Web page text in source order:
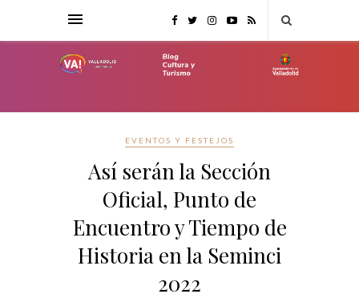
EVENTOS Y FESTEJOS
Así serán la Sección
Oficial, Punto de
Encuentro y Tiempo de
Historia en la Seminci
2022